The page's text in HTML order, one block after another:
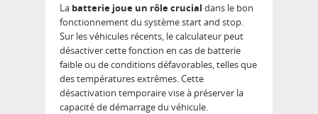
La batterie joue un rôle crucial dans le bon
fonctionnement du système start and stop.
Sur les véhicules récents, le calculateur peut
désactiver cette fonction en cas de batterie
faible ou de conditions défavorables, telles que
des températures extrêmes. Cette
désactivation temporaire vise à préserver la
capacité de démarrage du véhicule.